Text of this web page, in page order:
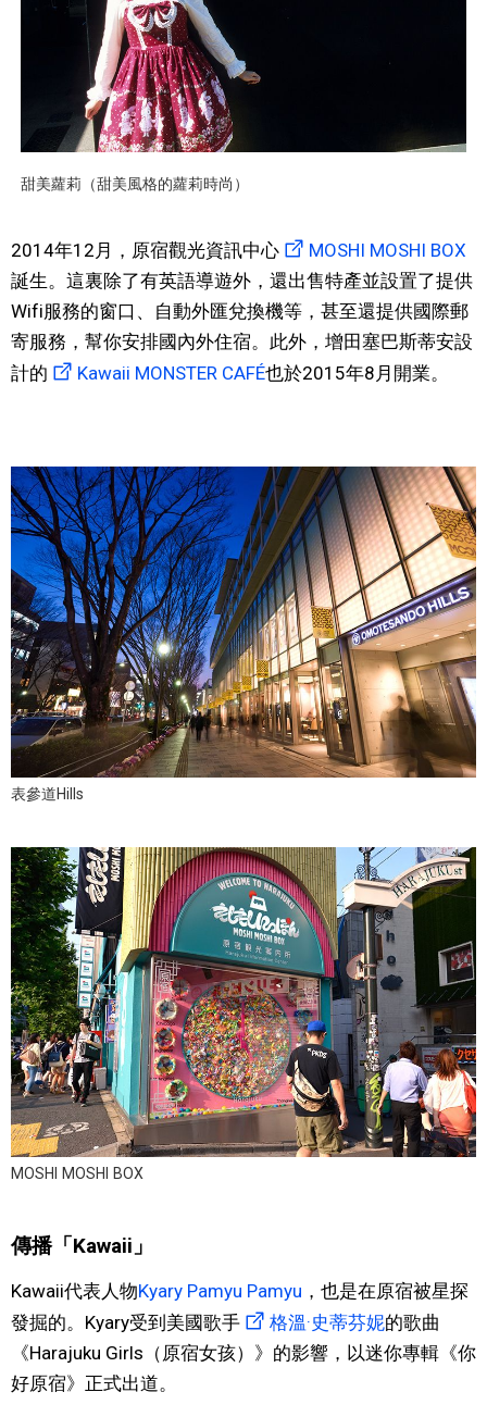
甜美蘿莉（甜美風格的蘿莉時尚）
2014年12月，原宿觀光資訊中心
MOSHI MOSHI BOX
誕生。這裏除了有英語導遊外，還出售特產並設置了提供
Wifi服務的窗口、自動外匯兌換機等，甚至還提供國際郵
寄服務，幫你安排國內外住宿。此外，增田塞巴斯蒂安設
計的
Kawaii MONSTER CAFÉ也於2015年8月開業。
表參道Hills
MOSHI MOSHI BOX
傳播「Kawaii」
Kawaii代表人物Kyary Pamyu Pamyu ，也是在原宿被星探
發掘的。Kyary受到美國歌手
格溫·史蒂芬妮的歌曲
《Harajuku Girls（原宿女孩）》的影響，以迷你專輯《你
好原宿》正式出道。